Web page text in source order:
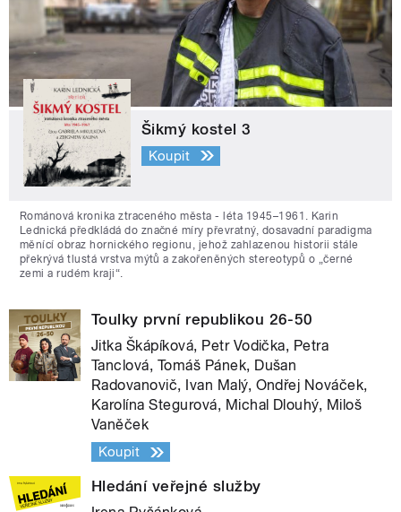
Šikmý kostel 3
Koupit
Románová kronika ztraceného města - léta 1945–1961. Karin
Lednická předkládá do značné míry převratný, dosavadní paradigma
měnící obraz hornického regionu, jehož zahlazenou historii stále
překrývá tlustá vrstva mýtů a zakořeněných stereotypů o „černé
zemi a rudém kraji“.
Toulky první republikou 26-50
Jitka Škápíková, Petr Vodička, Petra
Tanclová, Tomáš Pánek, Dušan
Radovanovič, Ivan Malý, Ondřej Nováček,
Karolína Stegurová, Michal Dlouhý, Miloš
Vaněček
Koupit
Hledání veřejné služby